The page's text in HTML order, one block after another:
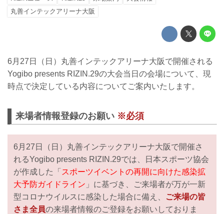
丸善インテックアリーナ大阪
6月27日（日）丸善インテックアリーナ大阪で開催される
Yogibo presents RIZIN.29の大会当日の会場について、現
時点で決定している内容についてご案内いたします。
来場者情報登録のお願い ※必須
6月27日（日）丸善インテックアリーナ大阪で開催さ
れるYogibo presents RIZIN.29では、日本スポーツ協会
が作成した「 スポーツイベントの再開に向けた感染拡
大予防ガイドライン 」に基づき、ご来場者が万が一新
型コロナウイルスに感染した場合に備え、
ご来場の皆
さま全員の来場者情報のご登録をお願いしておりま